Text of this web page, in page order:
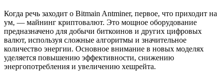
Когда речь заходит о Bitmain Antminer, первое, что приходит на
ум, — майнинг криптовалют. Это мощное оборудование
предназначено для добычи биткоинов и других цифровых
валют, используя сложные алгоритмы и значительное
количество энергии. Основное внимание в новых моделях
уделяется повышению эффективности, снижению
энергопотребления и увеличению хешрейта.